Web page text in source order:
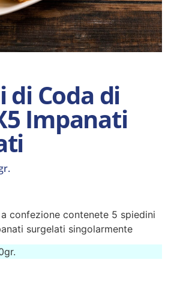
di Coda di
Impanati
confezione contenete 5 spiedini
surgelati singolarmente